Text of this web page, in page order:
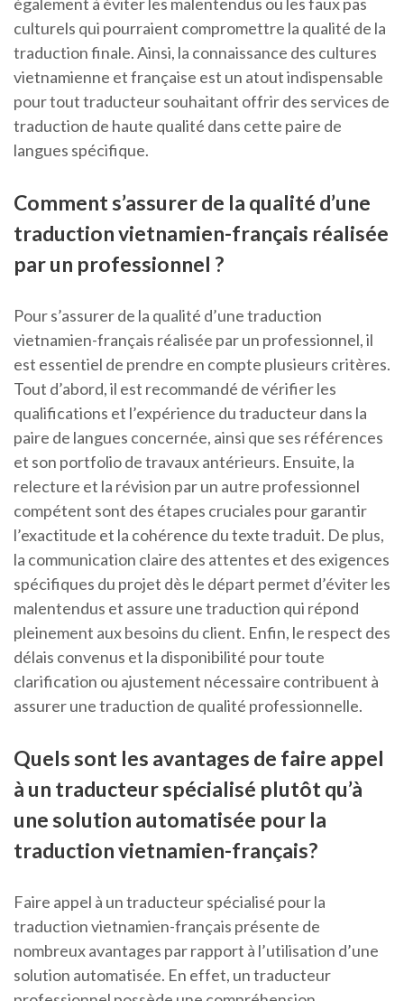
culturels qui pourraient compromettre la qualité de la
traduction finale. Ainsi, la connaissance des cultures
vietnamienne et française est un atout indispensable
pour tout traducteur souhaitant offrir des services de
traduction de haute qualité dans cette paire de
langues spécifique.
Comment s’assurer de la qualité d’une
traduction vietnamien-français réalisée
par un professionnel ?
Pour s’assurer de la qualité d’une traduction
vietnamien-français réalisée par un professionnel, il
est essentiel de prendre en compte plusieurs critères.
Tout d’abord, il est recommandé de vérifier les
qualifications et l’expérience du traducteur dans la
paire de langues concernée, ainsi que ses références
et son portfolio de travaux antérieurs. Ensuite, la
relecture et la révision par un autre professionnel
compétent sont des étapes cruciales pour garantir
l’exactitude et la cohérence du texte traduit. De plus,
la communication claire des attentes et des exigences
spécifiques du projet dès le départ permet d’éviter les
malentendus et assure une traduction qui répond
pleinement aux besoins du client. Enfin, le respect des
délais convenus et la disponibilité pour toute
clarification ou ajustement nécessaire contribuent à
assurer une traduction de qualité professionnelle.
Quels sont les avantages de faire appel
à un traducteur spécialisé plutôt qu’à
une solution automatisée pour la
traduction vietnamien-français?
Faire appel à un traducteur spécialisé pour la
traduction vietnamien-français présente de
nombreux avantages par rapport à l’utilisation d’une
solution automatisée. En effet, un traducteur